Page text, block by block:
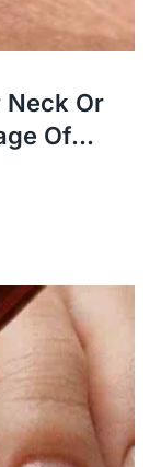
Neck Or
Of...